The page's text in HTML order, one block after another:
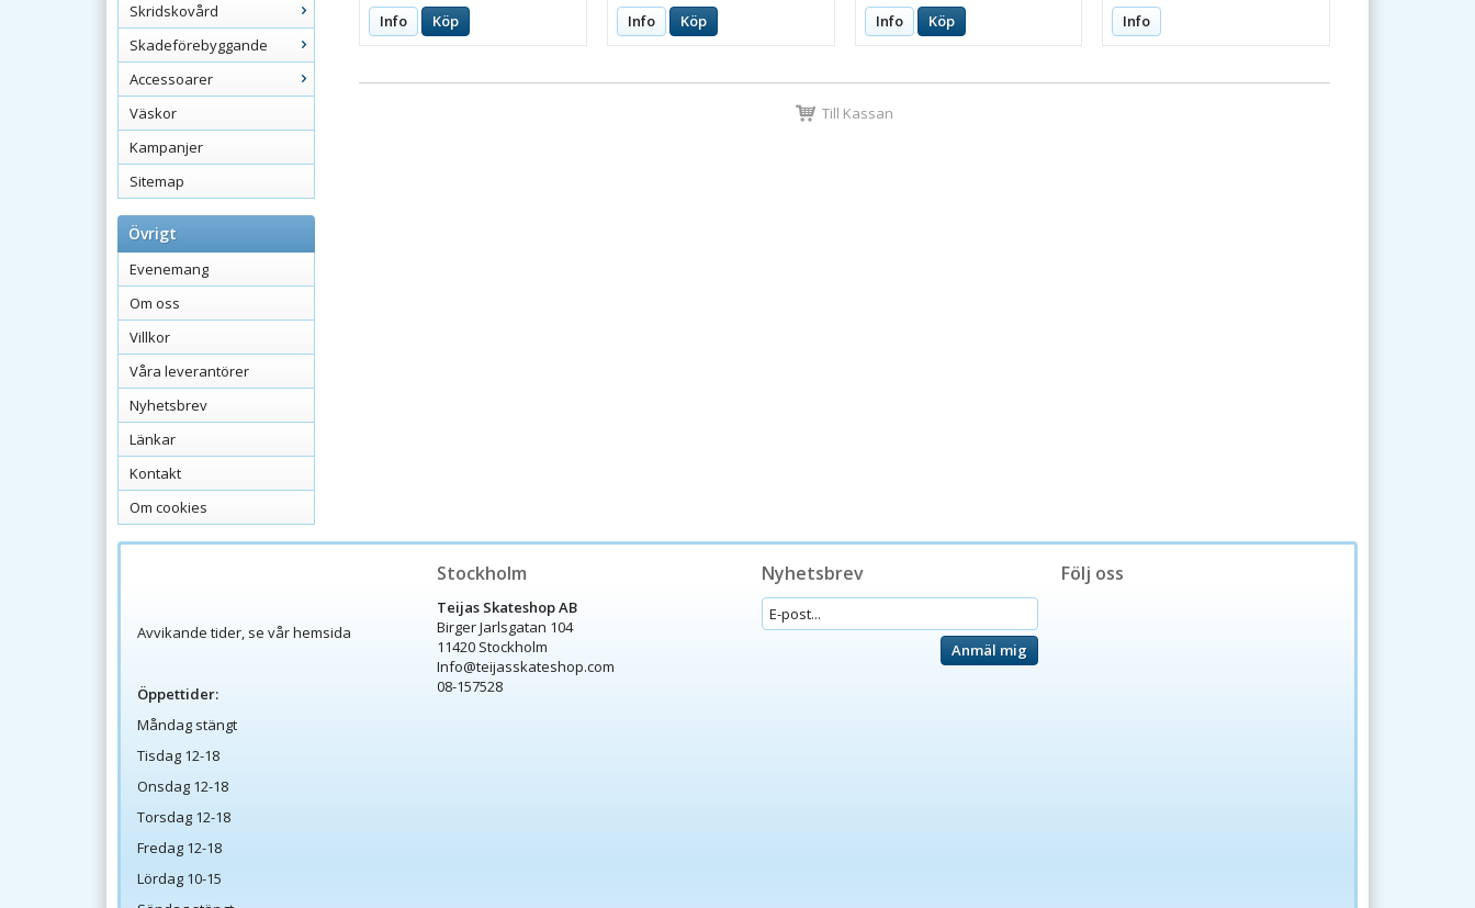
Skridskovård
Skadeförebyggande
Accessoarer
Väskor
Kampanjer
Sitemap
Övrigt
Evenemang
Om oss
Villkor
Våra leverantörer
Nyhetsbrev
Länkar
Kontakt
Om cookies
Info Köp Info Köp Info Köp Info
Till Kassan
Avvikande tider, se vår hemsida
Öppettider:
Måndag stängt
Tisdag 12-18
Onsdag 12-18
Torsdag 12-18
Fredag 12-18
Lördag 10-15
Stockholm
Teijas Skateshop AB
Birger Jarlsgatan 104
11420 Stockholm
Info@teijasskateshop.com
08-157528
Följ oss
Nyhetsbrev
Anmäl mig